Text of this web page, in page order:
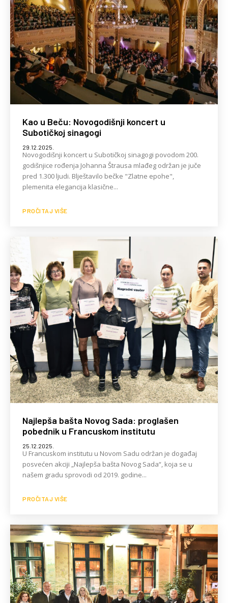
Kao u Beču: Novogodišnji koncert u
Subotičkoj sinagogi
29.12.2025.
Novogodišnji koncert u Subotičkoj sinagogi povodom 200.
godišnjice rođenja Johannа Štrausa mlađeg održan je juče
pred 1.300 ljudi. Blještavilo bečke "Zlatne epohe",
plemenita elegancija klasične...
PROČITAJ VIŠE
Najlepša bašta Novog Sada: proglašen
pobednik u Francuskom institutu
25.12.2025.
U Francuskom institutu u Novom Sadu održan je događaj
posvećen akciji „Najlepša bašta Novog Sada“, koja se u
našem gradu sprovodi od 2019. godine...
PROČITAJ VIŠE